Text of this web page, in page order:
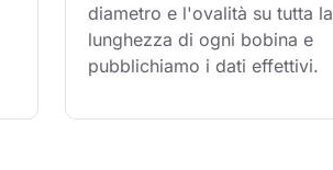
diametro e l'ovalità su tutta la
lunghezza di ogni bobina e
pubblichiamo i dati effettivi.